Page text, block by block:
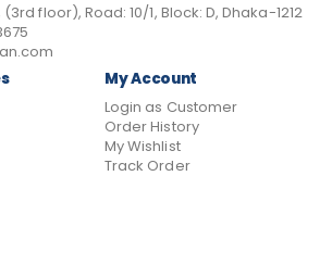
floor), Road: 10/1, Block: D, Dhaka-1212
My Account
Login as Customer
Order History
My Wishlist
Track Order